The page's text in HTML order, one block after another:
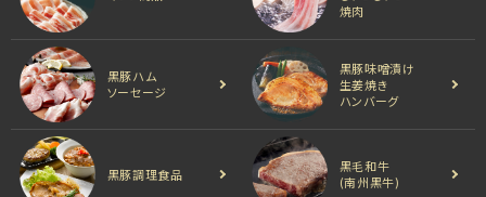
焼肉
黒豚ハム
ソーセージ
黒豚味噌漬け
生姜焼き
ハンバーグ
黒豚調理食品
黒毛和牛
(南州黒牛)